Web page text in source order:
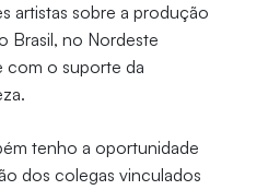
artistas sobre a produção
Brasil, no Nordeste
com o suporte da
tenho a oportunidade
dos colegas vinculados